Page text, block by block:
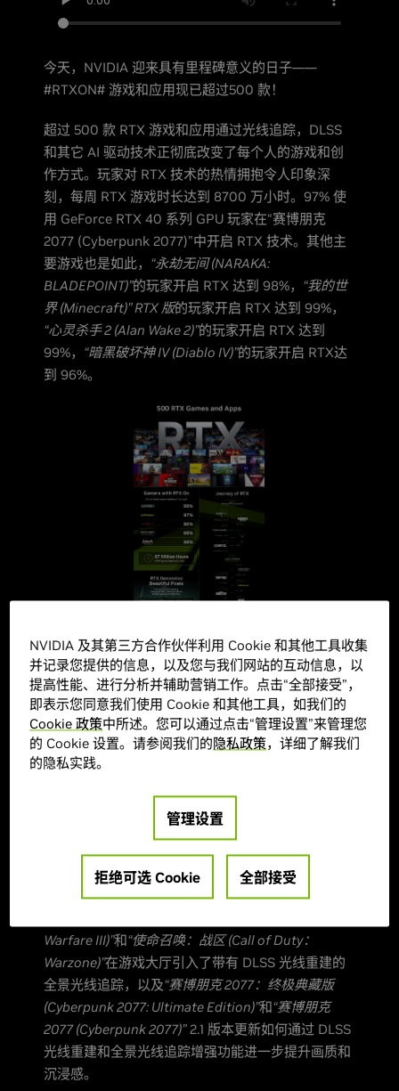
今天，NVIDIA 迎来具有里程碑意义的日子——
#RTXON# 游戏和应用现已超过500 款！
超过 500 款 RTX 游戏和应用通过光线追踪，DLSS
和其它 AI 驱动技术正彻底改变了每个人的游戏和创
作方式。玩家对 RTX 技术的热情拥抱令人印象深
刻，每周 RTX 游戏时长达到 8700 万小时。97% 使
用 GeForce RTX 40 系列 GPU 玩家在“赛博朋克
2077 (Cyberpunk 2077)”中开启 RTX 技术。其他主
要游戏也是如此， “永劫无间 (NARAKA:
BLADEPOINT)”的玩家开启 RTX 达到 98%， “我的世
界 (Minecraft)” RTX 版的玩家开启 RTX 达到 99%，
“心灵杀手 2 (Alan Wake 2)”的玩家开启 RTX 达到
99%， “暗黑破坏神 IV (Diablo IV)”的玩家开启 RTX达
到 96%。
单击右下角的全屏图标进行放大，然后使用鼠标滚轮
进行缩放。或者在此处下载图片
术变为现实。 感谢所有 RTX 游戏玩家，感谢你们伴
继续阅读以了解如何赢取奖品，并了解“使命召唤：
战区 (Call of Duty：Warzone)”
升级支持 DLSS 3、
Warfare III)”和“使命召唤：战区 (Call of Duty：
Warzone)”在游戏大厅引入了带有 DLSS 光线重建的
全景光线追踪，以及“赛博朋克 2077：终极典藏版
(Cyberpunk 2077: Ultimate Edition)”和“赛博朋克
2077 (Cyberpunk 2077)”2.1 版本更新如何通过 DLSS
光线重建和全景光线追踪增强功能进一步提升画质和
沉浸感。
NVIDIA 及其第三方合作伙伴利用 Cookie 和其他工具收集
并记录您提供的信息，以及您与我们网站的互动信息，以
提高性能、进行分析并辅助营销工作。点击“全部接受”，
即表示您同意我们使用 Cookie 和其他工具，如我们的
Cookie 政策中所述。您可以通过点击“管理设置”来管理您
的 Cookie 设置。请参阅我们的隐私政策，详细了解我们
的隐私实践。
管理设置
拒绝可选 Cookie 全部接受